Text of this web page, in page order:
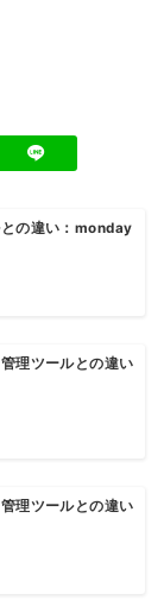
の違い：monday
理ツールとの違い
理ツールとの違い